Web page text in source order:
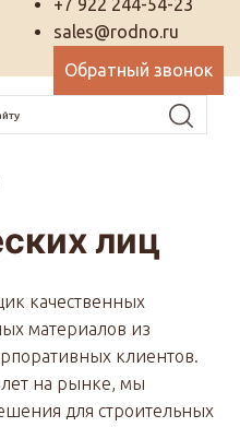
+7 922 244-54-23
sales@rodno.ru
Обратный звонок
лиц
качественных
материалов из
клиентов.
на рынке, мы
для строительных